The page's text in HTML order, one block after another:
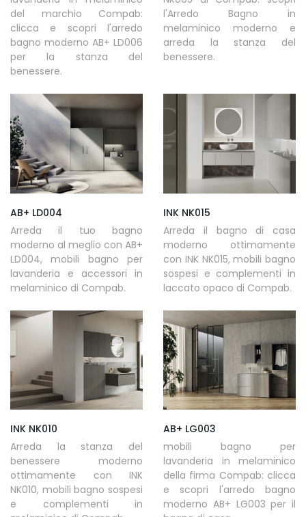
del marchio Compab:
clicca e scopri l'arredo
bagno moderno AB+ LD006
per la stanza del
benessere.
l'Arredo Bagno in
melaminico moderno e
arreda la stanza del
benessere.
AB+ LD004
Arreda il tuo bagno
moderno al meglio con AB+
LD004, mobili bagno per
lavanderia e accessori in
melaminico di Compab.
INK NK015
Arreda il bagno di casa
moderno ottimamente
con INK NK015, mobili bagno
sospesi e complementi in
laccato opaco di Compab.
INK NK010
Arreda la stanza del
benessere moderno
ottimamente con INK
NK010, mobili bagno sospesi
e complementi in
AB+ LG003
mobili bagno per
lavanderia in melaminico
della firma Compab: clicca
e scopri l'arredo bagno
moderno AB+ LG003 per il